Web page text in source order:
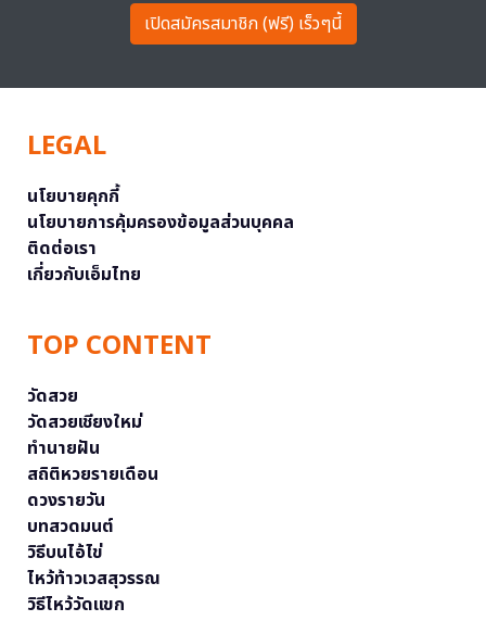
เปิดสมัครสมาชิก (ฟรี) เร็วๆนี้
LEGAL
นโยบายคุกกี้
นโยบายการคุ้มครองข้อมูลส่วนบุคคล
ติดต่อเรา
เกี่ยวกับเอ็มไทย
TOP CONTENT
วัดสวย
วัดสวยเชียงใหม่
ทำนายฝัน
สถิติหวยรายเดือน
ดวงรายวัน
บทสวดมนต์
วิธีบนไอ้ไข่
ไหว้ท้าวเวสสุวรรณ
วิธีไหว้วัดแขก